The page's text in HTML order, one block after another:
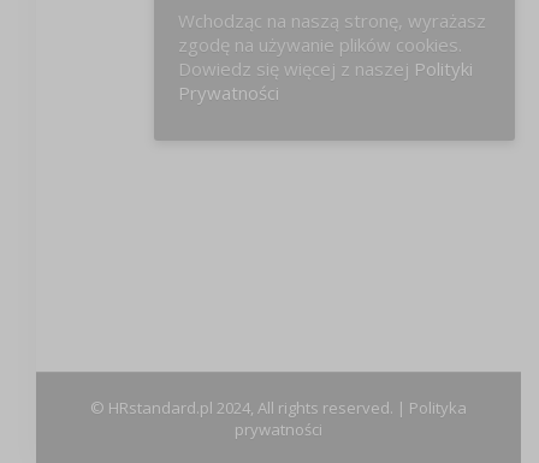
© HRstandard.pl 2024, All rights reserved. | Polityka
prywatności
Wchodząc na naszą stronę, wyrażasz
zgodę na używanie plików cookies.
Dowiedz się więcej z naszej Polityki
Prywatności